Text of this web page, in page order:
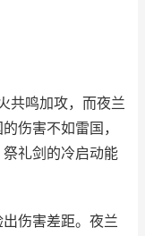
共鸣加攻，而夜兰
伤害不如雷国，
礼剑的冷启动能
伤害差距。夜兰